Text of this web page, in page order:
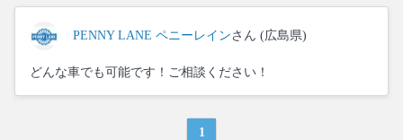
PENNY LANE ペニーレイン さん (広島県)
どんな車でも可能です！ご相談ください！
1